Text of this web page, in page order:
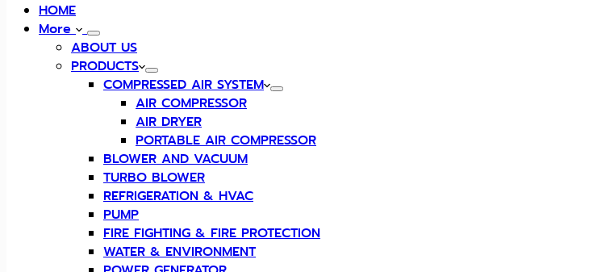
HOME
More
ABOUT US
PRODUCTS
COMPRESSED AIR SYSTEM
AIR COMPRESSOR
AIR DRYER
PORTABLE AIR COMPRESSOR
BLOWER AND VACUUM
TURBO BLOWER
REFRIGERATION & HVAC
PUMP
FIRE FIGHTING & FIRE PROTECTION
WATER & ENVIRONMENT